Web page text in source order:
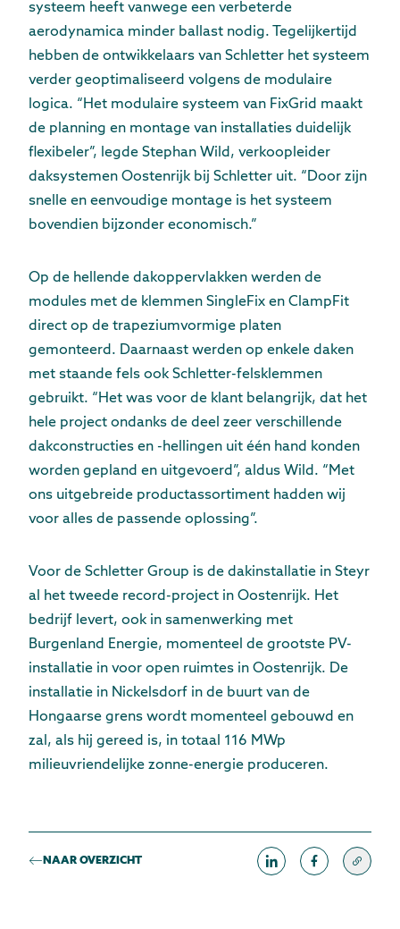
systeem heeft vanwege een verbeterde
aerodynamica minder ballast nodig. Tegelijkertijd
hebben de ontwikkelaars van Schletter het systeem
verder geoptimaliseerd volgens de modulaire
logica. “Het modulaire systeem van FixGrid maakt
de planning en montage van installaties duidelijk
flexibeler”, legde Stephan Wild, verkoopleider
daksystemen Oostenrijk bij Schletter uit. “Door zijn
snelle en eenvoudige montage is het systeem
bovendien bijzonder economisch.”
Op de hellende dakoppervlakken werden de
modules met de klemmen SingleFix en ClampFit
direct op de trapeziumvormige platen
gemonteerd. Daarnaast werden op enkele daken
met staande fels ook Schletter-felsklemmen
gebruikt. “Het was voor de klant belangrijk, dat het
hele project ondanks de deel zeer verschillende
dakconstructies en -hellingen uit één hand konden
worden gepland en uitgevoerd”, aldus Wild. “Met
ons uitgebreide productassortiment hadden wij
voor alles de passende oplossing”.
Voor de Schletter Group is de dakinstallatie in Steyr
al het tweede record-project in Oostenrijk. Het
bedrijf levert, ook in samenwerking met
Burgenland Energie, momenteel de grootste PV-
installatie in voor open ruimtes in Oostenrijk. De
installatie in Nickelsdorf in de buurt van de
Hongaarse grens wordt momenteel gebouwd en
zal, als hij gereed is, in totaal 116 MWp
milieuvriendelijke zonne-energie produceren.
NAAR OVERZICHT